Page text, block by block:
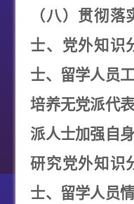
（八）贯彻
士、党外知识
士、留学人员
培养无党派代
派人士加强自
研究党外知识
士、留学人员